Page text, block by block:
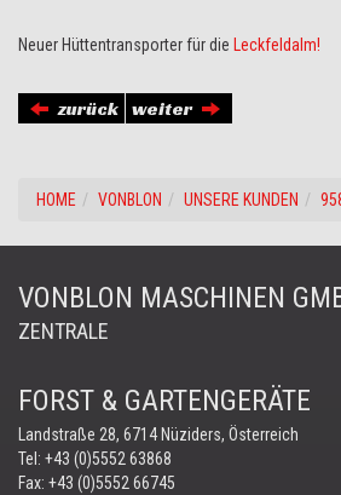
Neuer Hüttentransporter für die Leckfeldalm!
zurück weiter
HOME VONBLON UNSERE KUNDEN
VONBLON MASCHINEN
ZENTRALE
FORST & GARTENGERÄTE
Landstraße 28, 6714 Nüziders, Österreich
Tel: +43 (0)5552 63868
Fax: +43 (0)5552 66745